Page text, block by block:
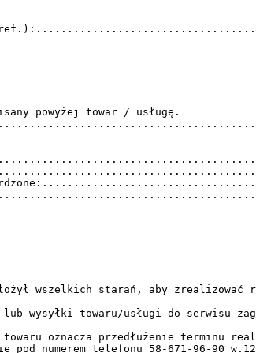
powyżej towar / usługę.
wszelkich starań, aby zrealizować
lub wysyłki towaru/usługi do serwisu
oznacza przedłużenie terminu